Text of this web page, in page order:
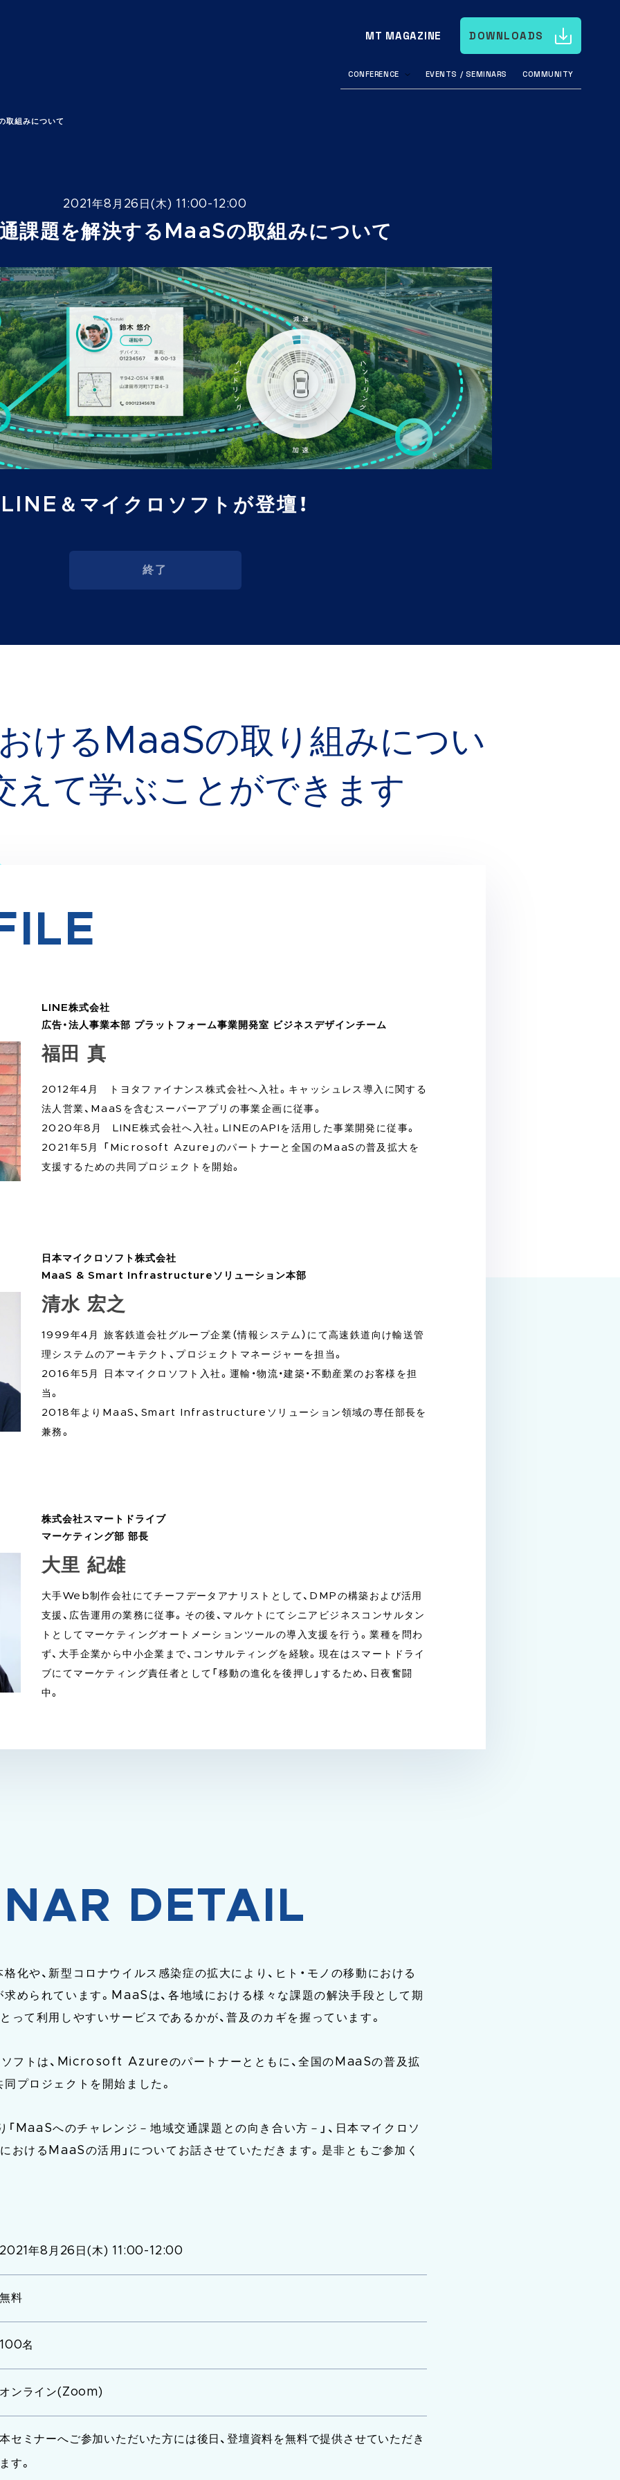
DOWNLOADS
MT MAGAZINE
CONFERENCE EVENTS / SEMINARS COMMUNITY
取組みについて
2021年8月26日(木) 11:00-12:00
課題を解決するMaaSの取組みについて
LINE＆マイクロソフトが登壇！
終了
けるMaaSの取り組みについ
えて学ぶことができます
LINE株式会社
広告・法人事業本部 プラットフォーム事業開発室 ビジネスデザインチーム
福田 真
2012年4月 トヨタファイナンス株式会社へ入社。キャッシュレス導入に関する
法人営業、MaaSを含むスーパーアプリの事業企画に従事。
2020年8月 LINE株式会社へ入社。LINEのAPIを活用した事業開発に従事。
2021年5月 「Microsoft Azure」のパートナーと全国のMaaSの普及拡大を
支援するための共同プロジェクトを開始。
日本マイクロソフト株式会社
MaaS & Smart Infrastructureソリューション本部
清水 宏之
1999年4月 旅客鉄道会社グループ企業（情報システム）にて高速鉄道向け輸送管
理システムのアーキテクト、プロジェクトマネージャーを担当。
2016年5月 日本マイクロソフト入社。運輸・物流・建築・不動産業のお客様を担
当。
2018年よりMaaS、Smart Infrastructureソリューション領域の専任部長を
兼務。
株式会社スマートドライブ
マーケティング部 部長
大里 紀雄
大手Web制作会社にてチーフデータアナリストとして、DMPの構築および活用
支援、広告運用の業務に従事。その後、マルケトにてシニアビジネスコンサルタン
トとしてマーケティングオートメーションツールの導入支援を行う。業種を問わ
ず、大手企業から中小企業まで、コンサルティングを経験。現在はスマートドライ
ブにてマーケティング責任者として「移動の進化を後押し」するため、日夜奮闘
中。
DETAIL
化や、新型コロナウイルス感染症の拡大により、ヒト・モノの移動における
められています。MaaSは、各地域における様々な課題の解決手段として期
って利用しやすいサービスであるかが、普及のカギを握っています。
フトは、Microsoft Azureのパートナーとともに、全国のMaaSの普及拡
プロジェクトを開始ました。
「MaaSへのチャレンジ－地域交通課題との向き合い方－」、日本マイクロソ
おけるMaaSの活用」についてお話させていただきます。是非ともご参加く
2021年8月26日(木) 11:00-12:00
無料
100名
オンライン(Zoom)
本セミナーへご参加いただいた方には後日、登壇資料を無料で提供させていただき
ます。